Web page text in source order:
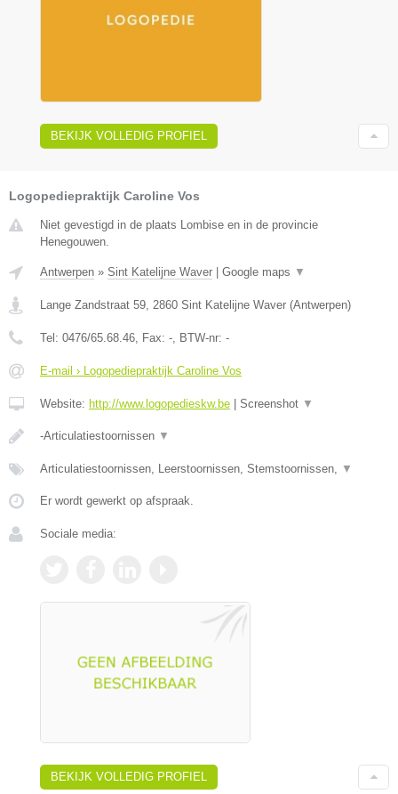
BEKIJK VOLLEDIG PROFIEL
Logopediepraktijk Caroline Vos
Niet gevestigd in de plaats Lombise en in de provincie
Henegouwen.
Antwerpen » Sint Katelijne Waver Google maps ▼
Lange Zandstraat 59, 2860 Sint Katelijne Waver (Antwerpen)
Tel: 0476/65.68.46, Fax: -, BTW-nr: -
E-mail › Logopediepraktijk Caroline Vos
Website: http://www.logopedieskw.be Screenshot ▼
-Articulatiestoornissen ▼
Articulatiestoornissen, Leerstoornissen, Stemstoornissen, ▼
Er wordt gewerkt op afspraak.
Sociale media:
BEKIJK VOLLEDIG PROFIEL